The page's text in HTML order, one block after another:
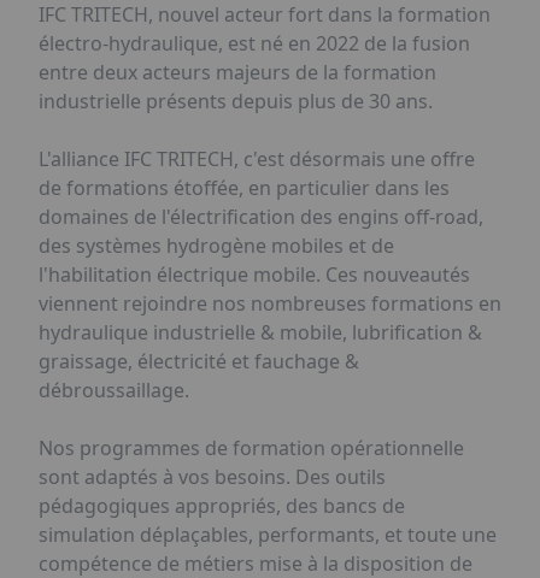
IFC TRITECH, nouvel acteur fort dans la formation
électro-hydraulique, est né en 2022 de la fusion
entre deux acteurs majeurs de la formation
industrielle présents depuis plus de 30 ans.
L'alliance IFC TRITECH, c'est désormais une offre
de formations étoffée, en particulier dans les
domaines de l'électrification des engins off-road,
des systèmes hydrogène mobiles et de
l'habilitation électrique mobile. Ces nouveautés
viennent rejoindre nos nombreuses formations en
hydraulique industrielle & mobile, lubrification &
graissage, électricité et fauchage &
débroussaillage.
Nos programmes de formation opérationnelle
sont adaptés à vos besoins. Des outils
pédagogiques appropriés, des bancs de
simulation déplaçables, performants, et toute une
compétence de métiers mise à la disposition de